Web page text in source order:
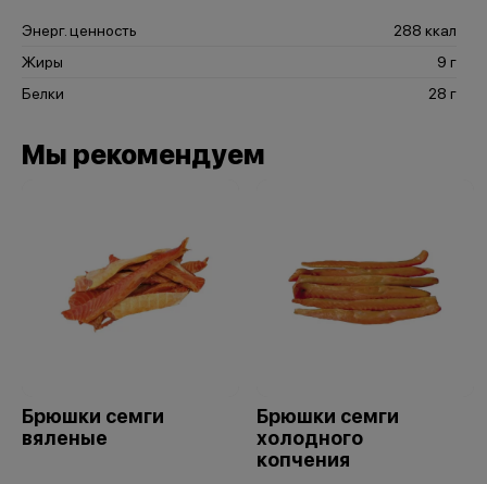
Энерг. ценность
288 ккал
Жиры
9 г
Белки
28 г
Мы рекомендуем
Брюшки семги
вяленые
Брюшки семги
холодного
копчения